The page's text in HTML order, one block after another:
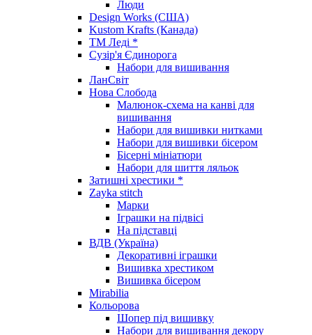
Люди
Design Works (США)
Kustom Krafts (Канада)
ТМ Леді *
Сузір'я Єдинорога
Набори для вишивання
ЛанСвіт
Нова Слобода
Малюнок-схема на канві для
вишивання
Набори для вишивки нитками
Набори для вишивки бісером
Бісерні мініатюри
Набори для шиття ляльок
Затишні хрестики *
Zayka stitch
Марки
Іграшки на підвісі
На підставці
ВДВ (Україна)
Декоративні іграшки
Вишивка хрестиком
Вишивка бісером
Mirabilia
Кольорова
Шопер під вишивку
Набори для вишивання декору